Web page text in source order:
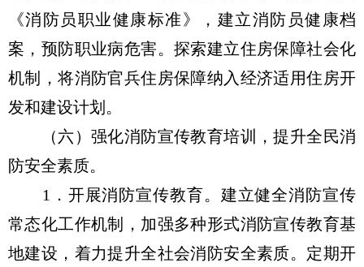
《消防员职业健康标准》，建立消防员健康档
案，预防职业病危害。探索建立住房保障社会化
机制，将消防官兵住房保障纳入经济适用住房开
发和建设计划。
（六）强化消防宣传教育培训，提升全民消
防安全素质。
1．开展消防宣传教育。建立健全消防宣传
常态化工作机制，加强多种形式消防宣传教育基
地建设，着力提升全社会消防安全素质。定期开